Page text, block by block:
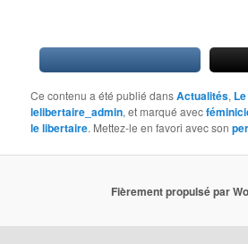
Ce contenu a été publié dansActualités,
lelibertaire_admin, et marqué avec
le libertaire. Mettez-le en favori avec son
Fièrement propulsé par